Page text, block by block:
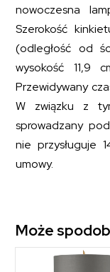
nowoczesna
Szerokość
(odległość od
wysokość 11,9
Przewidywany
W związku z
sprowadzany
nie przysługuje
umowy.
Może